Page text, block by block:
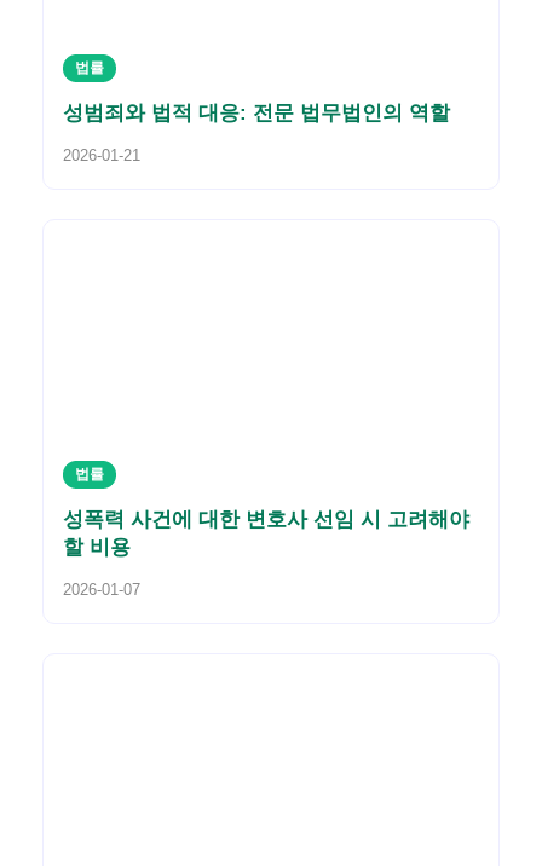
법률
성범죄와 법적 대응: 전문 법무법인의 역할
2026-01-21
법률
성폭력 사건에 대한 변호사 선임 시 고려해야
할 비용
2026-01-07